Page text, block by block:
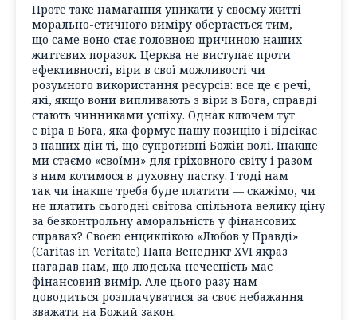
Проте таке намагання уникати у своєму житті
морально-етичного виміру обертається тим,
що саме воно стає головною причиною наших
життєвих поразок. Церква не виступає проти
ефективності, віри в свої можливості чи
розумного використання ресурсів: все це є речі,
які, якщо вони випливають з віри в Бога, справді
стають чинниками успіху. Однак ключем тут
є віра в Бога, яка формує нашу позицію і відсікає
з наших дій ті, що супротивні Божій волі. Інакше
ми стаємо «своїми» для гріховного світу і разом
з ним котимося в духовну пастку. І тоді нам
так чи інакше треба буде платити — скажімо, чи
не платить сьогодні світова спільнота велику ціну
за безконтрольну аморальність у фінансових
справах? Своєю енциклікою «Любов у Правді»
(Caritas in Veritate) Папа Венедикт ХVІ якраз
нагадав нам, що людська нечесність має
фінансовий вимір. Але цього разу нам
доводиться розплачуватися за своє небажання
зважати на Божий закон.